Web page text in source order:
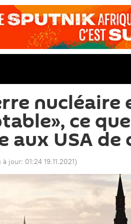
nucléaire
ce
aux USA
à jour: 01:24 19.11.2021)